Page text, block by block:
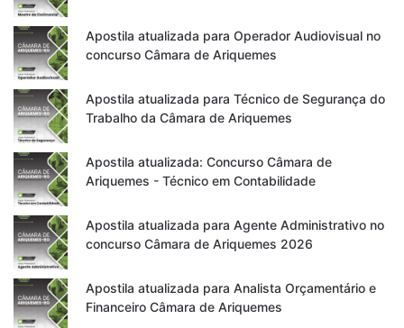
Apostila atualizada para Operador Audiovisual no
concurso Câmara de Ariquemes
Apostila atualizada para Técnico de Segurança do
Trabalho da Câmara de Ariquemes
Apostila atualizada: Concurso Câmara de
Ariquemes - Técnico em Contabilidade
Apostila atualizada para Agente Administrativo no
concurso Câmara de Ariquemes 2026
Apostila atualizada para Analista Orçamentário e
Financeiro Câmara de Ariquemes